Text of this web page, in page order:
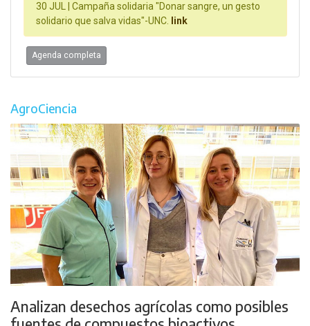
30 JUL | Campaña solidaria "Donar sangre, un gesto
solidario que salva vidas"-UNC. link
Agenda completa
AgroCiencia
Analizan desechos agrícolas como posibles